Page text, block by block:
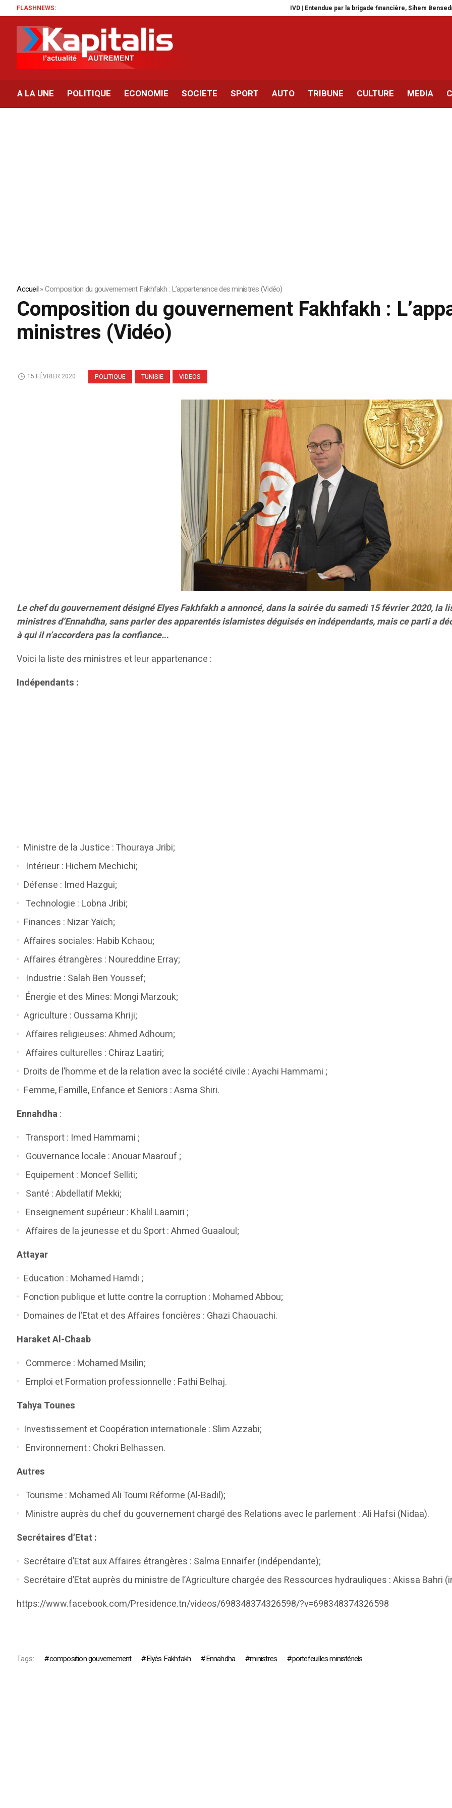
FLASHNEWS: IVD | Entendue par la brigade financière, Sihem Bensedrine
A LA UNE POLITIQUE ECONOMIE SOCIETE SPORT AUTO TRIBUNE CULTURE MEDIA
Accueil»Composition du gouvernement Fakhfakh : L’appartenance des ministres (Vidéo)
Composition du gouvernement Fakhfakh :
ministres (Vidéo)
POLITIQUE TUNISIE VIDEOS
15 FÉVRIER 2020
Le chef du gouvernement désigné Elyes Fakhfakh a annoncé, dans la soirée du samedi 15 février 2020, la
ministres d’Ennahdha, sans parler des apparentés islamistes déguisés en indépendants, mais ce parti a
à qui il n’accordera pas la confiance...
Voici la liste des ministres et leur appartenance :
Indépendants :
Ministre de la Justice : Thouraya Jribi;
Intérieur : Hichem Mechichi;
Défense : Imed Hazgui;
Technologie : Lobna Jribi;
Finances : Nizar Yaïch;
Affaires sociales: Habib Kchaou;
Affaires étrangères : Noureddine Erray;
Industrie : Salah Ben Youssef;
Énergie et des Mines: Mongi Marzouk;
Agriculture : Oussama Khriji;
Affaires religieuses: Ahmed Adhoum;
Affaires culturelles : Chiraz Laatiri;
Droits de l’homme et de la relation avec la société civile : Ayachi Hammami ;
Femme, Famille, Enfance et Seniors : Asma Shiri.
Ennahdha:
Transport : Imed Hammami ;
Gouvernance locale : Anouar Maarouf ;
Equipement : Moncef Selliti;
Santé : Abdellatif Mekki;
Enseignement supérieur : Khalil Laamiri ;
Affaires de la jeunesse et du Sport : Ahmed Guaaloul;
Attayar
Education : Mohamed Hamdi ;
Fonction publique et lutte contre la corruption : Mohamed Abbou;
Domaines de l’Etat et des Affaires foncières : Ghazi Chaouachi.
Haraket Al-Chaab
Commerce : Mohamed Msilin;
Emploi et Formation professionnelle : Fathi Belhaj.
Tahya Tounes
Investissement et Coopération internationale : Slim Azzabi;
Environnement : Chokri Belhassen.
Autres
Tourisme : Mohamed Ali Toumi Réforme (Al-Badil);
Ministre auprès du chef du gouvernement chargé des Relations avec le parlement : Ali Hafsi (Nidaa).
Secrétaires d’Etat :
Secrétaire d’Etat aux Affaires étrangères : Salma Ennaifer (indépendante);
Secrétaire d’Etat auprès du ministre de l’Agriculture chargée des Ressources hydrauliques : Akissa Bahri
https://www.facebook.com/Presidence.tn/videos/698348374326598/?v=698348374326598
Tags: composition gouvernement Elyès Fakhfakh Ennahdha ministres portefeuilles ministériels